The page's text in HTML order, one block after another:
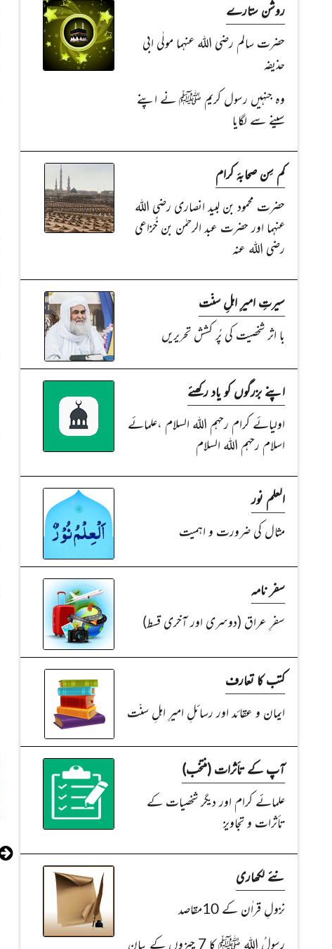
Read Article Read Article
روشن ستارے
حضرت سالم رضی اللہ عنہما مولٰی ابی
حذیفہ
وہ جنہیں رسول کریم ﷺ نے اپنے
سینے سے لگایا
کم سِن صحابۂ کرام
حضرت محمود بن لبید انصاری رضی اللہ
عنہما اور حضرت عبد الرحمٰن بن خُزاعی
رضی اللہ عنہ
سیرتِ امیرِ اہلِ سنّت
با اثر شخصیت کی پُر کشش تحریریں
اپنے بزرگوں کو یاد رکھئے
اولیائے کرام رحہم اللہ السلام ،علمائے
اسلام رحہم اللہ السلام
العلم نور
مثال کی ضرورت و اہمیت
سفر نامہ
سفرِ عراق (دوسری اور آخری قسط)
کتب کا تعارف
ایمان و عقائد اور رسائلِ امیرِ اہلِ سنّت
آپ کے تأثرات (منتخب)
علمائے کرام اور دیگر شخصیات کے
تأثرات و تجاویز
نئے لکھاری
نزولِ قراٰن کے 10مقاصد
رسولُ اللہ ﷺ کا 7 چیزوں کے بیان